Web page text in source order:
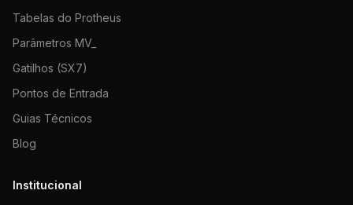
Tabelas do Protheus
Parâmetros MV_
Gatilhos (SX7)
Pontos de Entrada
Guias Técnicos
Blog
Institucional